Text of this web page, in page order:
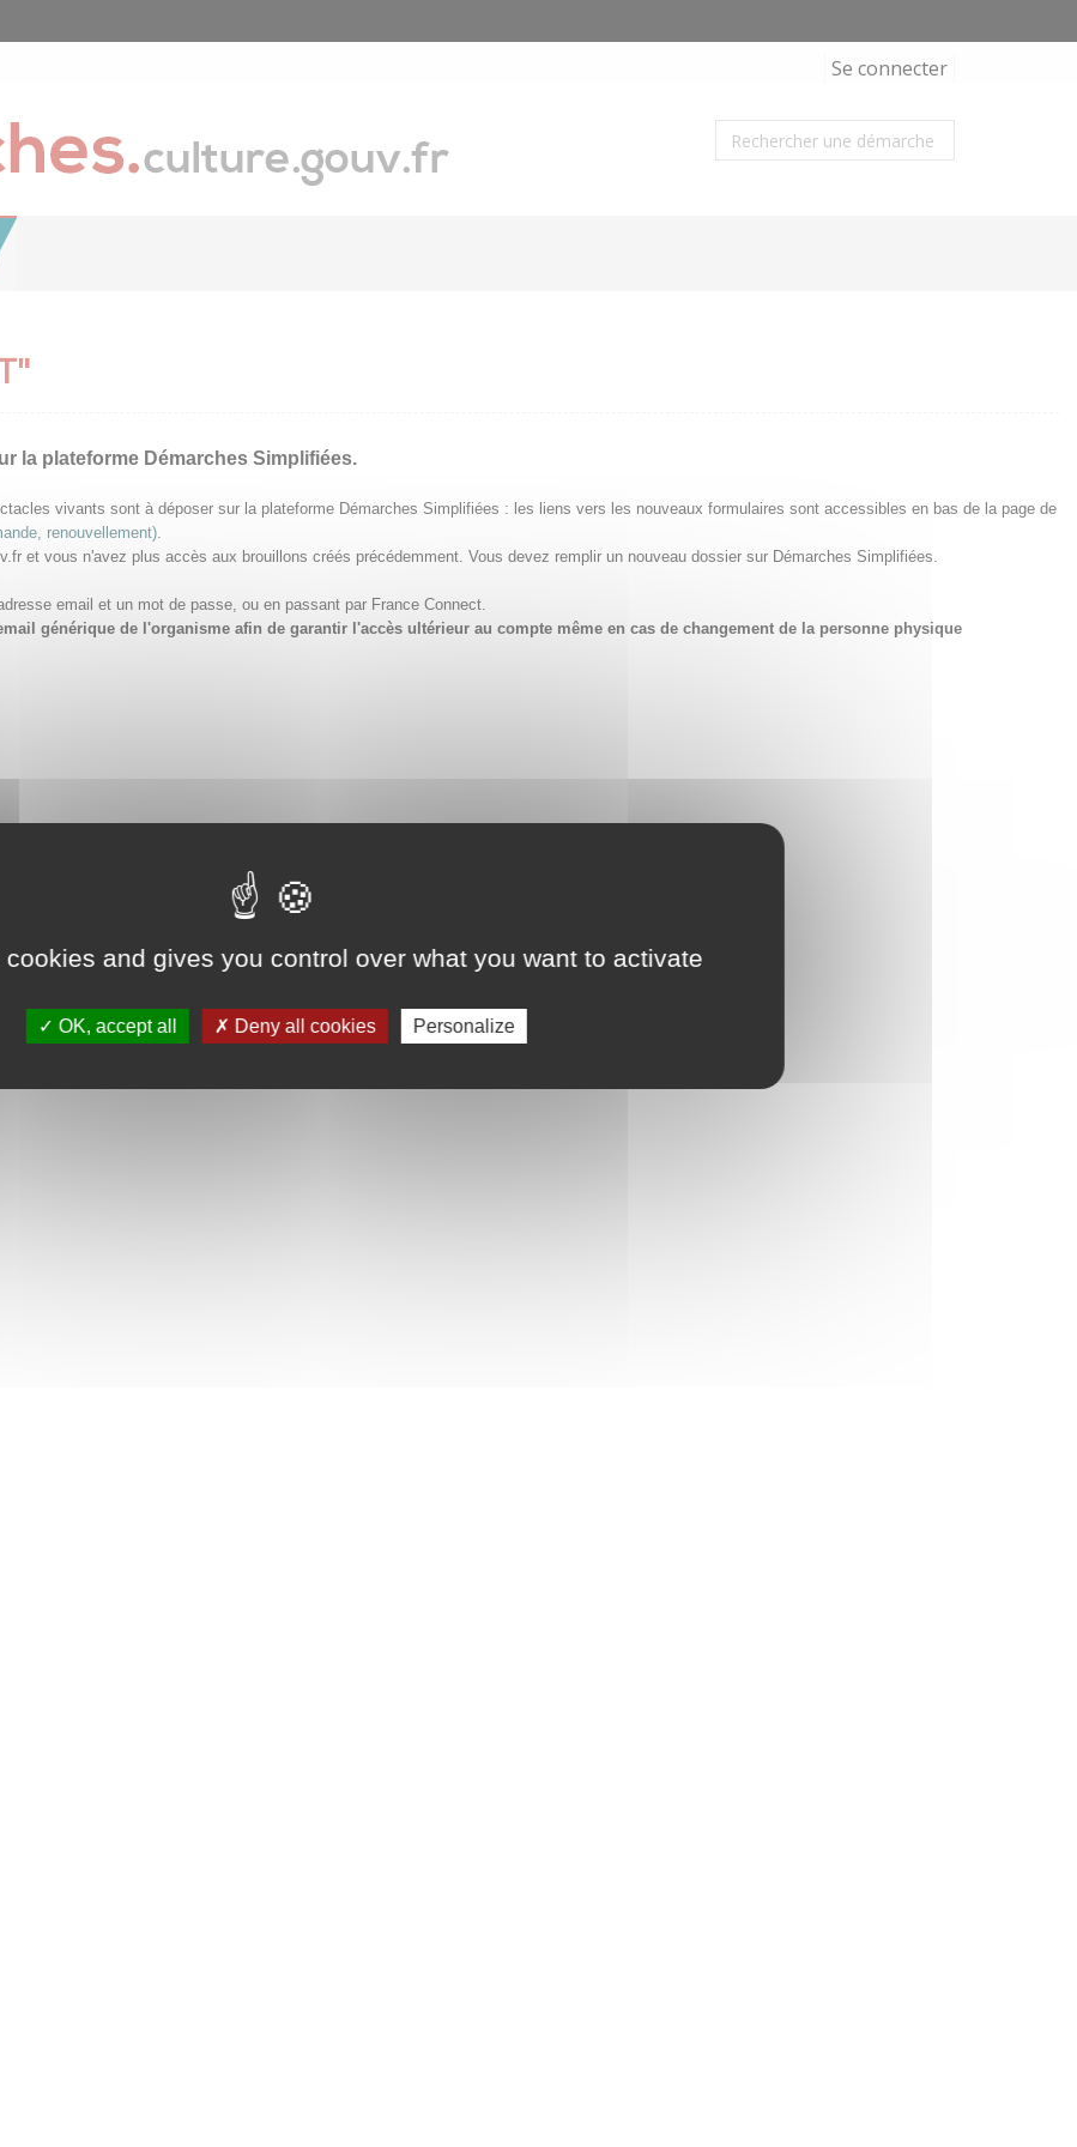
and gives you control over what you want to activate
OK, accept all Deny all cookies Personalize
Se connecter
la plateforme Démarches Simplifiées.
vivants sont à déposer sur la plateforme Démarches Simplifiées : les liens vers les nouveaux formulaires sont accessibles en bas de la page de
renouvellement).
et vous n'avez plus accès aux brouillons créés précédemment. Vous devez remplir un nouveau dossier sur Démarches Simplifiées.
email et un mot de passe, ou en passant par France Connect.
générique de l'organisme afin de garantir l'accès ultérieur au compte même en cas de changement de la personne physique